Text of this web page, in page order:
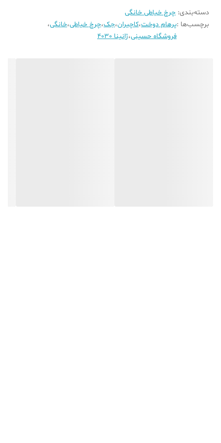
دسته‌بندی: چرخ خیاطی خانگی
برچسب‌ها :پرهام دوخت،کاچیران،جک،چرخ خیاطی،خانگی،
فروشگاه حسینی،ژانینا 4030